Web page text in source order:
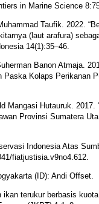
in Marine Science
Taufik. 2022.
(laut arafura)
14(1):35–46.
Banon Atmaja.
Kolaps Perikanan
Mangasi Hutauruk.
Provinsi Sumatera
Indonesia Atas
fiatjustisia.v9no4.612.
(ID): Andi Offset.
terukur berbasis